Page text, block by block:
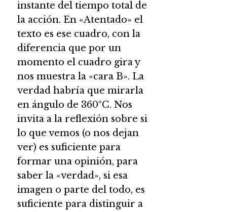
instante del tiempo total de
la acción. En «Atentado» el
texto es ese cuadro, con la
diferencia que por un
momento el cuadro gira y
nos muestra la «cara B». La
verdad habría que mirarla
en ángulo de 360ºC. Nos
invita a la reflexión sobre si
lo que vemos (o nos dejan
ver) es suficiente para
formar una opinión, para
saber la «verdad», si esa
imagen o parte del todo, es
suficiente para distinguir a